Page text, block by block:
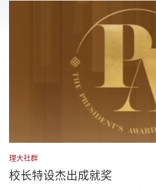
理大社群
校长特设杰出成就奖